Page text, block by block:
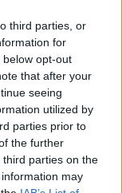
third parties, or
for
opt-out
that after your
seeing
utilized by
parties prior to
the further
parties on the
may